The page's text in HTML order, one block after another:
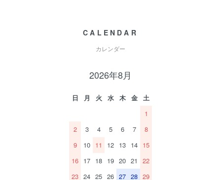
CALENDAR
カレンダー
2026年8月
日 月 火 水 木 金
土
1
2
3 4 5 6 7
8
9
10 11 12 13 14 15
16 17 18 19 20 21
22
23 24 25 26 27 28 29